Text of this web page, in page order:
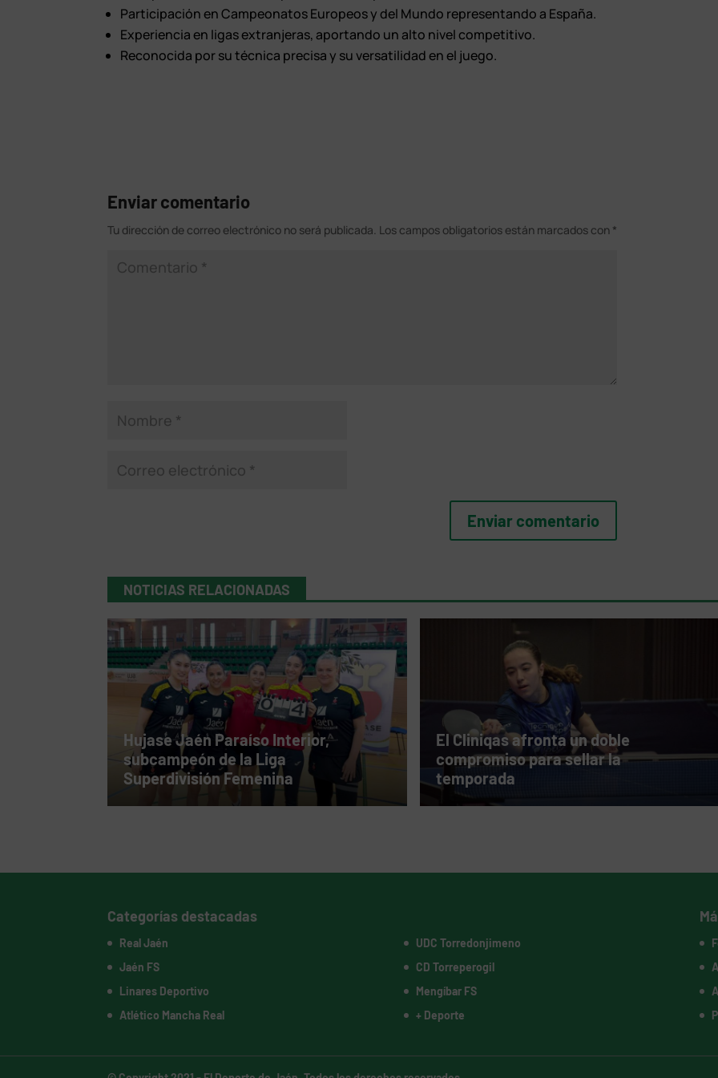
Participación en Campeonatos Europeos y del Mundo representando a España.
Experiencia en ligas extranjeras, aportando un alto nivel competitivo.
Reconocida por su técnica precisa y su versatilidad en el juego.
Enviar comentario
Tu dirección de correo electrónico no será publicada. Los campos obligatorios están marcados con *
NOTICIAS RELACIONADAS
Hujase Jaén Paraíso Interior,
subcampeón de la Liga
Superdivisión Femenina
El Cliniqas afronta un doble
compromiso para sellar la
temporada
Categorías destacadas
Real Jaén
Jaén FS
Linares Deportivo
Atlético Mancha Real
UDC Torredonjimeno
CD Torreperogil
Mengíbar FS
+ Deporte